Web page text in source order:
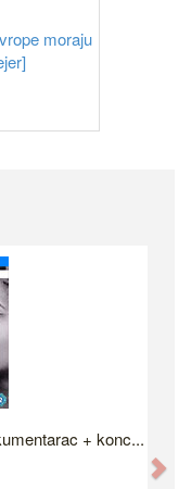
moraju
+ konc...